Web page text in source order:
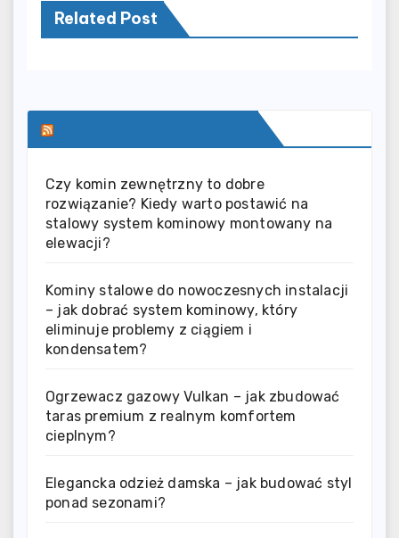
Related Post
Czy komin zewnętrzny to dobre
rozwiązanie? Kiedy warto postawić na
stalowy system kominowy montowany na
elewacji?
Kominy stalowe do nowoczesnych instalacji
– jak dobrać system kominowy, który
eliminuje problemy z ciągiem i
kondensatem?
Ogrzewacz gazowy Vulkan – jak zbudować
taras premium z realnym komfortem
cieplnym?
Elegancka odzież damska – jak budować styl
ponad sezonami?